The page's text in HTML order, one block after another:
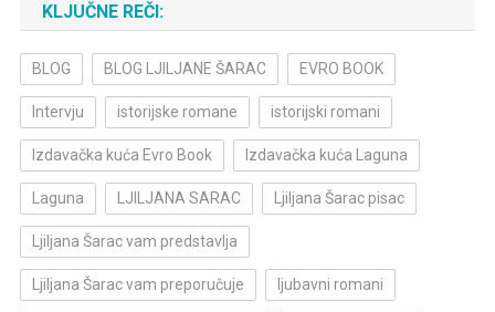
KLJUČNE REČI:
BLOG BLOG LJILJANE ŠARAC EVRO BOOK
Intervju istorijske romane istorijski romani
Izdavačka kuća Evro Book Izdavačka kuća Laguna
Laguna LJILJANA SARAC Ljiljana Šarac pisac
Ljiljana Šarac vam predstavlja
Ljiljana Šarac vam preporučuje ljubavni romani